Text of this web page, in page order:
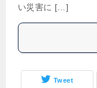
い災害に […]
Tweet